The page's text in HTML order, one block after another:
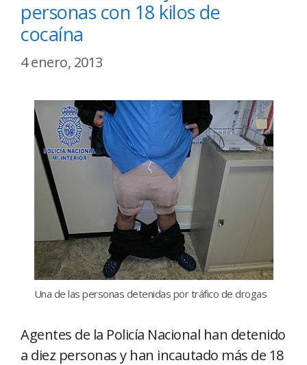
personas con 18 kilos de
cocaína
4 enero, 2013
Una de las personas detenidas por tráfico de drogas
Agentes de la Policía Nacional han detenido
a diez personas y han incautado más de 18